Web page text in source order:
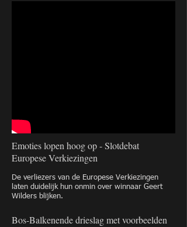
Emoties lopen hoog op - Slotdebat
Europese Verkiezingen
De verliezers van de Europese Verkiezingen
laten duidelijk hun onmin over winnaar Geert
Wilders blijken.
Bos-Balkenende drieslag met voorbeelden